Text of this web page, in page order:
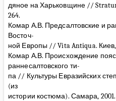
дяное на Харьковщине //
264.
Комар А.В. Предсалтовские и
Восточ-
ной Европы // Vita Antiqua. Киев,
Комар А.В. Происхождение
раннесалтовского ти-
па // Культуры Евразийских
(из
истории костюма). Самара, 2001.